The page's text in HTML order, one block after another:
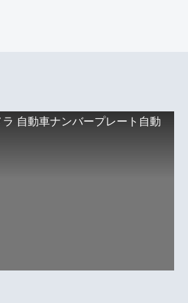
自動車ナンバープレート自動